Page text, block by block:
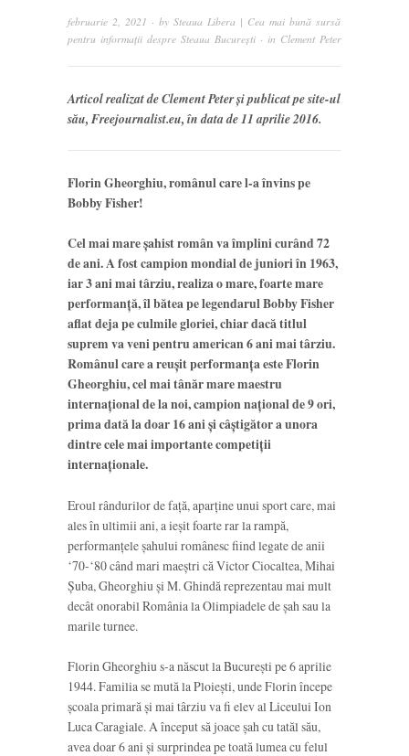
februarie 2, 2021 · by Steaua Libera | Cea mai bună sursă
pentru informații despre Steaua București · in Clement Peter
Articol realizat de Clement Peter și publicat pe site-ul
său, Freejournalist.eu, în data de 11 aprilie 2016.
Florin Gheorghiu, românul care l-a învins pe
Bobby Fisher!
Cel mai mare şahist român va împlini curând 72
de ani. A fost campion mondial de juniori în 1963,
iar 3 ani mai târziu, realiza o mare, foarte mare
performanţă, îl bătea pe legendarul Bobby Fisher
aflat deja pe culmile gloriei, chiar dacă titlul
suprem va veni pentru american 6 ani mai târziu.
Românul care a reuşit performanţa este Florin
Gheorghiu, cel mai tânăr mare maestru
internaţional de la noi, campion naţional de 9 ori,
prima dată la doar 16 ani şi câştigător a unora
dintre cele mai importante competiţii
internaţionale.
Eroul rândurilor de faţă, aparţine unui sport care, mai
ales în ultimii ani, a ieşit foarte rar la rampă,
performanţele şahului românesc fiind legate de anii
‘70-‘80 când mari maeştri că Victor Ciocaltea, Mihai
Şuba, Gheorghiu şi M. Ghindă reprezentau mai mult
decât onorabil România la Olimpiadele de şah sau la
marile turnee.
Florin Gheorghiu s-a născut la Bucureşti pe 6 aprilie
1944. Familia se mută la Ploieşti, unde Florin începe
şcoala primară şi mai târziu va fi elev al Liceului Ion
Luca Caragiale. A început să joace şah cu tatăl său,
avea doar 6 ani şi surprindea pe toată lumea cu felul